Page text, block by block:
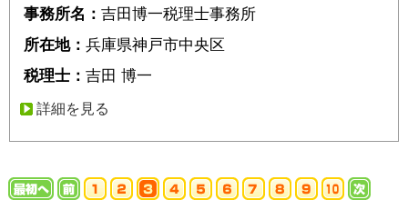
事務所名： 吉田博一税理士事務所
所在地： 兵庫県神戸市中央区
税理士： 吉田 博一
詳細を見る